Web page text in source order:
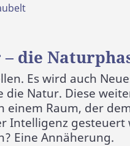
die
Es wird auch
Natur. Diese
einem Raum, der
Intelligenz gesteuert
Eine Annäherung.